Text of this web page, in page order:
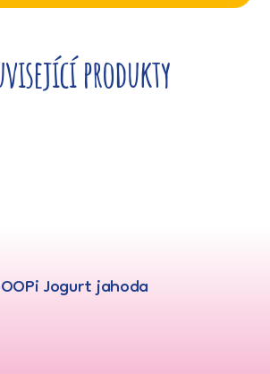
produkty
Jogurt jahoda